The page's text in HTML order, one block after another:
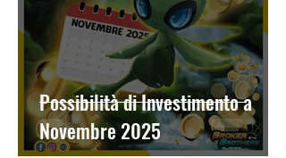
Possibilità di Investimento a
Novembre 2025